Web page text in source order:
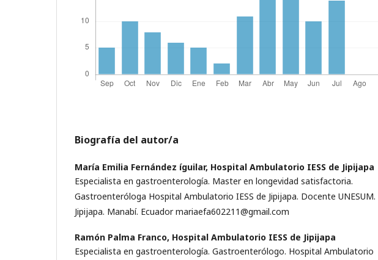
Biografía del autor/a
Marí­a Emilia Fernández íguilar, Hospital Ambulatorio IESS de Jipijapa
Especialista en gastroenterologí­a. Master en longevidad satisfactoria.
Gastroenteróloga Hospital Ambulatorio IESS de Jipijapa. Docente UNESUM.
Jipijapa. Manabí­. Ecuador mariaefa602211@gmail.com
Ramón Palma Franco, Hospital Ambulatorio IESS de Jipijapa
Especialista en gastroenterologí­a. Gastroenterólogo. Hospital Ambulatorio